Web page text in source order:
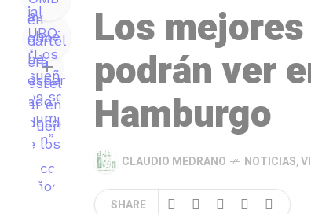
Los
podrán ver
Hamburgo
CLAUDIO MEDRANO NOTICIAS,
SHARE